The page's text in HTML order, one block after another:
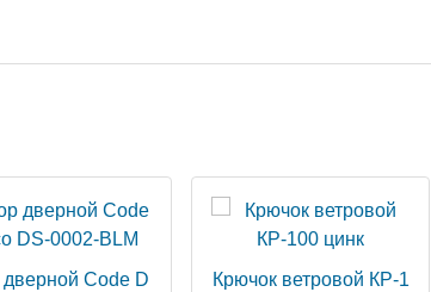
Code D
Крючок ветровой КР-1